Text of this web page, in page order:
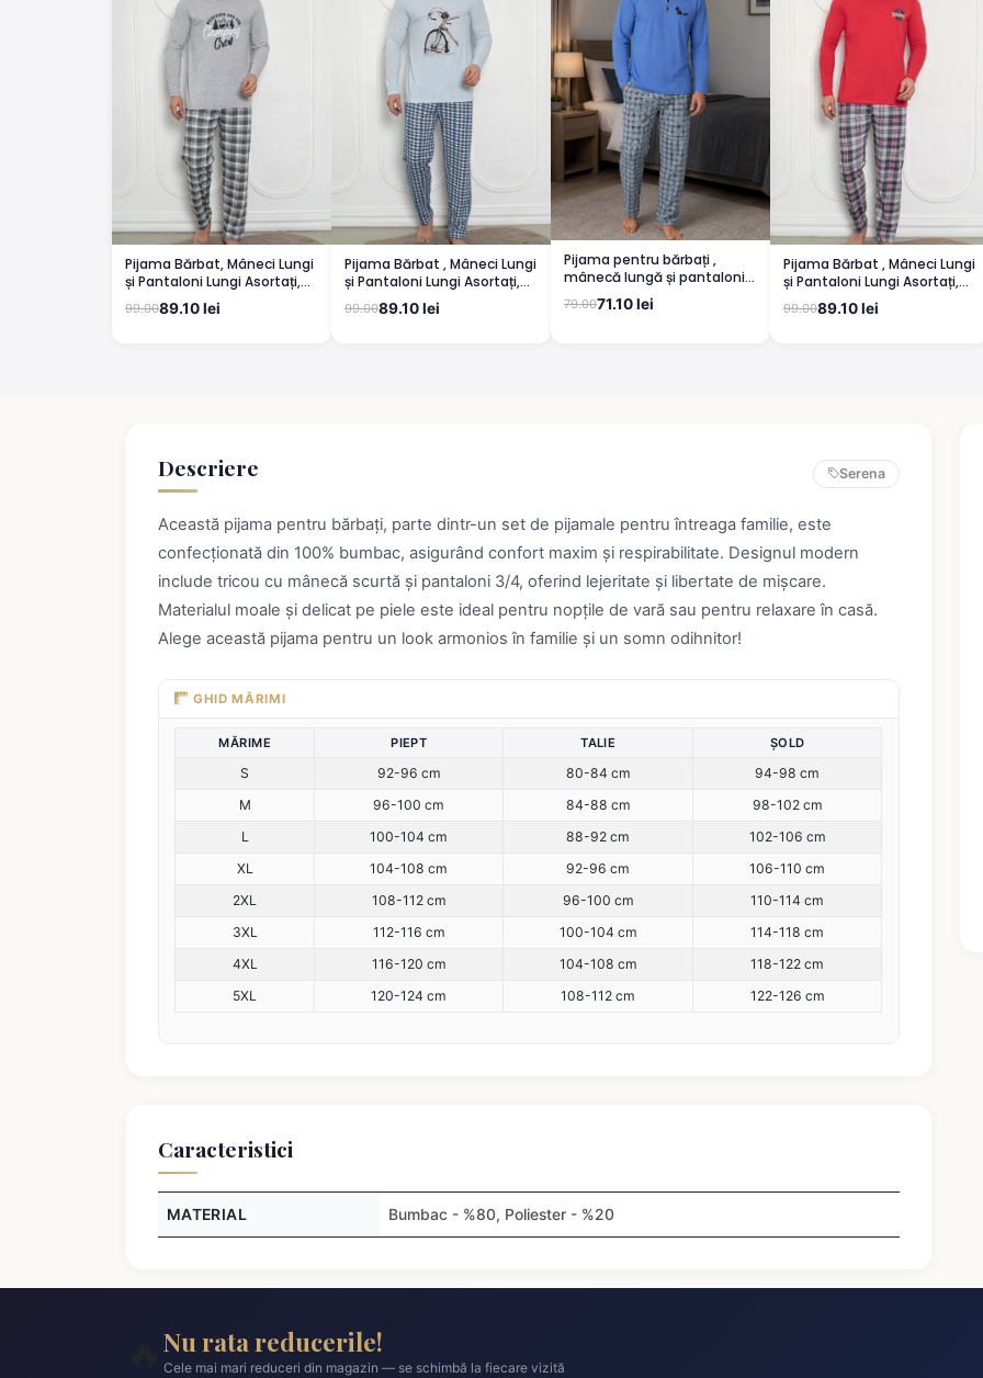
Pijama Bărbat, Mâneci Lungi
și Pantaloni Lungi Asortați,
Imprimeu ,,Camping'', gri
deschis
99.0089.10 lei
Pijama Bărbat , Mâneci Lungi
și Pantaloni Lungi Asortați,
Imprimeu Bicicletă, Albastru
99.0089.10 lei
Pijama pentru bărbați ,
mânecă lungă și pantaloni
lungi, albastru
79.0071.10 lei
Pijama Bărbat , Mâneci Lungi
și Pantaloni Lungi Asortați,
Imprimeu ,,Academic'', roșu
99.0089.10 lei
Descriere Serena
Această pijama pentru bărbați, parte dintr-un set de pijamale pentru întreaga familie, este
confecționată din 100% bumbac, asigurând confort maxim și respirabilitate. Designul modern
include tricou cu mânecă scurtă și pantaloni 3/4, oferind lejeritate și libertate de mișcare.
Materialul moale și delicat pe piele este ideal pentru nopțile de vară sau pentru relaxare în casă.
Alege această pijama pentru un look armonios în familie și un somn odihnitor!
GHID MĂRIMI
MĂRIME PIEPT TALIE ȘOLD
S 92-96 cm 80-84 cm
94-98 cm
M
96-100 cm 84-88 cm
98-102 cm
L
100-104 cm 88-92 cm
102-106 cm
XL
104-108 cm 92-96 cm
106-110 cm
2XL
108-112 cm 96-100 cm
110-114 cm
3XL
112-116 cm 100-104 cm
114-118 cm
4XL
116-120 cm 104-108 cm
118-122 cm
5XL
120-124 cm 108-112 cm 122-126 cm
Caracteristici
MATERIAL Bumbac - %80, Poliester - %20
Nu rata reducerile!
Cele mai mari reduceri din magazin — se schimbă la fiecare vizită